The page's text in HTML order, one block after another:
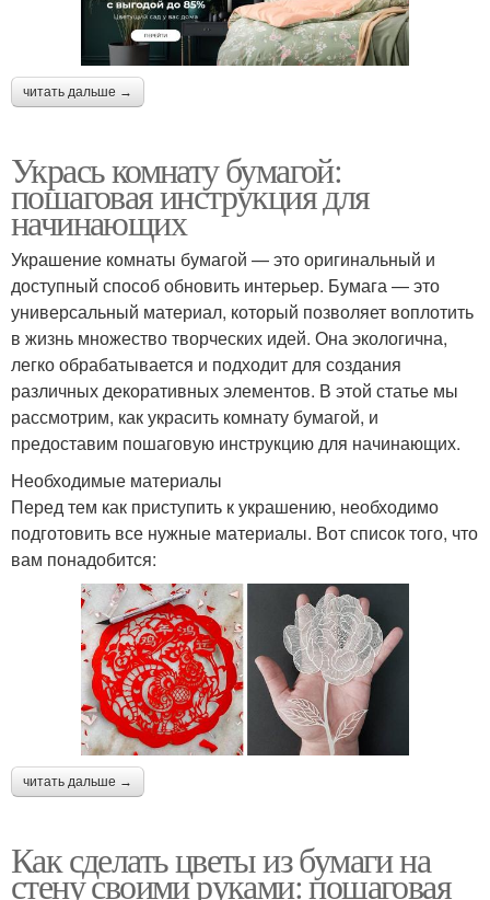
читать дальше →
Укрась комнату бумагой:
пошаговая инструкция для
начинающих
Украшение комнаты бумагой — это оригинальный и
доступный способ обновить интерьер. Бумага — это
универсальный материал, который позволяет воплотить
в жизнь множество творческих идей. Она экологична,
легко обрабатывается и подходит для создания
различных декоративных элементов. В этой статье мы
рассмотрим, как украсить комнату бумагой, и
предоставим пошаговую инструкцию для начинающих.
Необходимые материалы
Перед тем как приступить к украшению, необходимо
подготовить все нужные материалы. Вот список того, что
вам понадобится:
читать дальше →
Как сделать цветы из бумаги на
стену своими руками: пошаговая